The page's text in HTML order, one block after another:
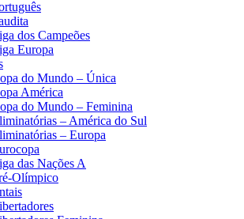
dos Campeões
Europa
do Mundo – Única
América
do Mundo – Feminina
– América do Sul
– Europa
das Nações A
Olímpico